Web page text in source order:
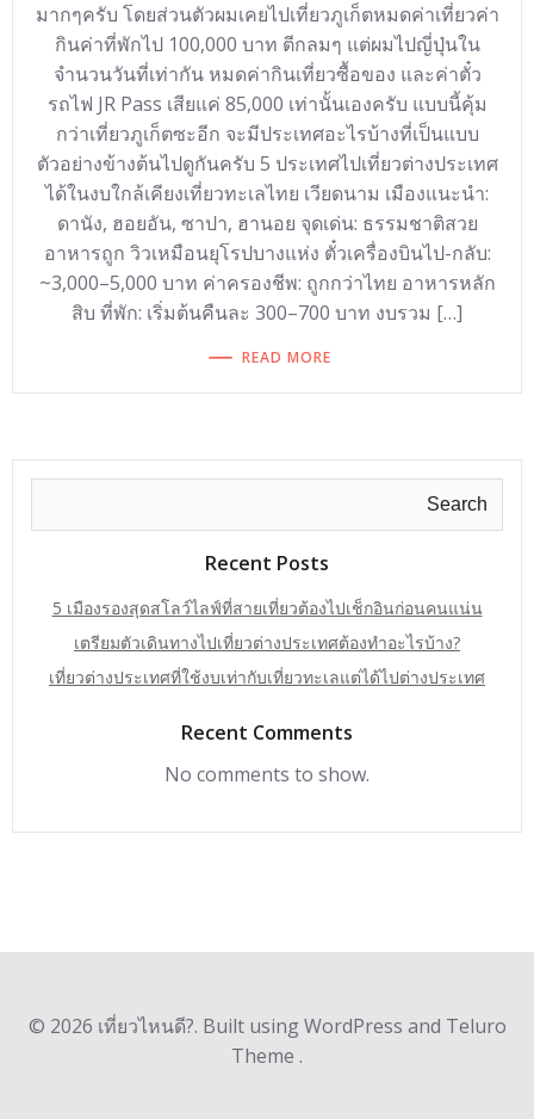
มากๆครับ โดยส่วนตัวผมเคยไปเที่ยวภูเก็ตหมดค่าเที่ยวค่า
กินค่าที่พักไป 100,000 บาท ตีกลมๆ แต่ผมไปญี่ปุ่นใน
จำนวนวันที่เท่ากัน หมดค่ากินเที่ยวซื้อของ และค่าตั๋ว
รถไฟ JR Pass เสียแค่ 85,000 เท่านั้นเองครับ แบบนี้คุ้ม
กว่าเที่ยวภูเก็ตซะอีก จะมีประเทศอะไรบ้างที่เป็นแบบ
ตัวอย่างข้างต้นไปดูกันครับ 5 ประเทศไปเที่ยวต่างประเทศ
ได้ในงบใกล้เคียงเที่ยวทะเลไทย เวียดนาม เมืองแนะนำ:
ดานัง, ฮอยอัน, ซาปา, ฮานอย จุดเด่น: ธรรมชาติสวย
อาหารถูก วิวเหมือนยุโรปบางแห่ง ตั๋วเครื่องบินไป-กลับ:
~3,000–5,000 บาท ค่าครองชีพ: ถูกกว่าไทย อาหารหลัก
สิบ ที่พัก: เริ่มต้นคืนละ 300–700 บาท งบรวม […]
READ MORE
Search
Recent Posts
5 เมืองรองสุดสโลว์ไลฟ์ที่สายเที่ยวต้องไปเช็กอินก่อนคนแน่น
เตรียมตัวเดินทางไปเที่ยวต่างประเทศต้องทำอะไรบ้าง?
เที่ยวต่างประเทศที่ใช้งบเท่ากับเที่ยวทะเลแต่ได้ไปต่างประเทศ
Recent Comments
No comments to show.
© 2026 เที่ยวไหนดี?. Built using WordPress and Teluro
Theme .